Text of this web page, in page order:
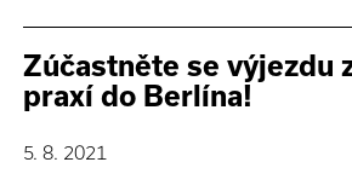
Zúčastněte se výjezdu
praxí do Berlína!
5. 8. 2021